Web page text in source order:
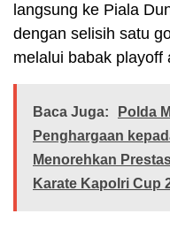
langsung ke Piala
dengan selisih satu
melalui babak playoff
Baca Juga:
Polda
Penghargaan
Menorehkan
Karate Kapolri Cup